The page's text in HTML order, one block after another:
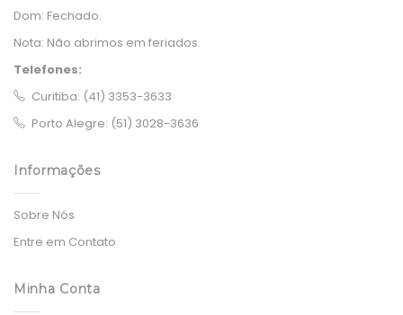
Dom: Fechado.
Nota: Não abrimos em feriados.
Telefones:
Curitiba: (41) 3353-3633
Porto Alegre: (51) 3028-3636
Informações
Sobre Nós
Entre em Contato
Minha Conta